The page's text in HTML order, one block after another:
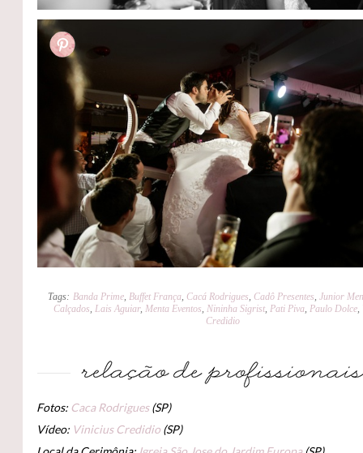
Tags: Banda Prime, Buffet França, Cacá Rodrigues, Cadô Presentes, Junior
Calçados, Lais Aguiar, Menta Eventos, Nininha Sigrist, Pati Piva, Paulo Dolce,
Credidio
Fotos: Caca Rodrigues(SP)
Vídeo: Vinicius Credidio (SP)